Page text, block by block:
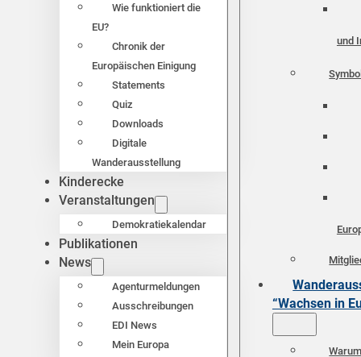
Wie funktioniert die
EU?
Chronik der
Europäischen Einigung
Statements
Quiz
Downloads
Digitale
Wanderausstellung
Kinderecke
Veranstaltungen
Demokratiekalendar
Publikationen
News
Agenturmeldungen
Ausschreibungen
EDI News
Mein Europa
und
“Wachsen in